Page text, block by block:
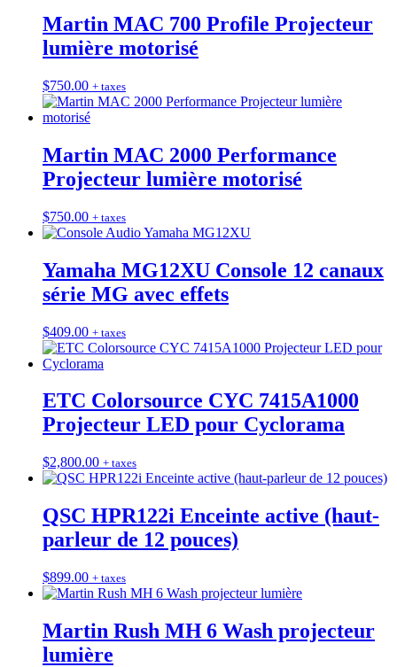
Martin MAC 700 Profile Projecteur
lumière motorisé
$750.00 + taxes
Martin MAC 2000 Performance
Projecteur lumière motorisé
$750.00 + taxes
Yamaha MG12XU Console 12 canaux
série MG avec effets
$409.00 + taxes
ETC Colorsource CYC 7415A1000
Projecteur LED pour Cyclorama
$2,800.00 + taxes
QSC HPR122i Enceinte active (haut-
parleur de 12 pouces)
$899.00 + taxes
Martin Rush MH 6 Wash projecteur
lumière